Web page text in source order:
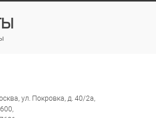
ул. Покровка, д. 40/2a,